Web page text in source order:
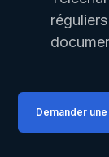
Demander